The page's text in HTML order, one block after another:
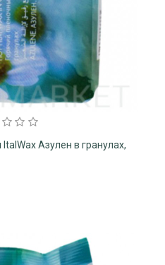
Азулен в гранулах,